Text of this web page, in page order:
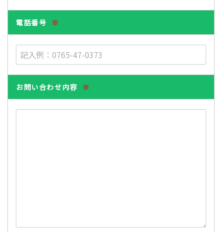
電話番号 ※
お問い合わせ内容 ※